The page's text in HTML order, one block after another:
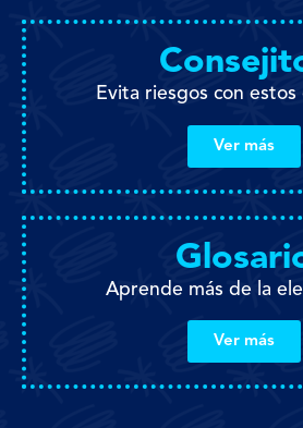
Evita riesgos con estos
Ver más
Aprende más de la
Ver más